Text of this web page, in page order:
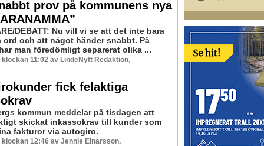
prov på kommunens nya
DEBATT: Nu vill vi se att det inte bara
ord och att något händer snabbt. På
man föredömligt separerat olika ...
klockan 11:02 av LindeNytt Redaktion,
fick felaktiga
kommun meddelar på tisdagen att
skickat inkassokrav till kunder som
fakturor via autogiro.
klockan 12:46 av Jennie Einarsson,